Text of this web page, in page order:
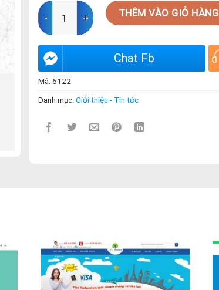
Mẫu web giới thiệu 02 số lượng
THÊM VÀO GIỎ HÀNG
Chat Fb
Mã:6122
Danh mục:Giới thiệu - Tin tức